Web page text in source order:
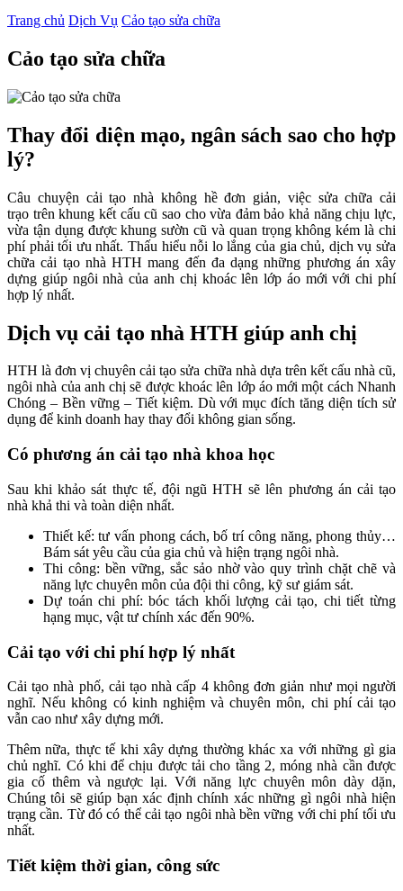
Trang chủ Dịch Vụ Cảo tạo sửa chữa
Cảo tạo sửa chữa
Thay đổi diện mạo, ngân sách sao cho hợp
lý?
Câu chuyện cải tạo nhà không hề đơn giản, việc sửa chữa cải
trạo trên khung kết cấu cũ sao cho vừa đảm bảo khả năng chịu lực,
vừa tận dụng được khung sườn cũ và quan trọng không kém là chi
phí phải tối ưu nhất. Thấu hiểu nỗi lo lắng của gia chủ, dịch vụ sửa
chữa cải tạo nhà HTH mang đến đa dạng những phương án xây
dựng giúp ngôi nhà của anh chị khoác lên lớp áo mới với chi phí
hợp lý nhất.
Dịch vụ cải tạo nhà HTH giúp anh chị
HTH là đơn vị chuyên cải tạo sửa chữa nhà dựa trên kết cấu nhà cũ,
ngôi nhà của anh chị sẽ được khoác lên lớp áo mới một cách Nhanh
Chóng – Bền vững – Tiết kiệm. Dù với mục đích tăng diện tích sử
dụng để kinh doanh hay thay đổi không gian sống.
Có phương án cải tạo nhà khoa học
Sau khi khảo sát thực tế, đội ngũ HTH sẽ lên phương án cải tạo
nhà khả thi và toàn diện nhất.
Thiết kế: tư vấn phong cách, bố trí công năng, phong thủy…
Bám sát yêu cầu của gia chủ và hiện trạng ngôi nhà.
Thi công: bền vững, sắc sảo nhờ vào quy trình chặt chẽ và
năng lực chuyên môn của đội thi công, kỹ sư giám sát.
Dự toán chi phí: bóc tách khối lượng cải tạo, chi tiết từng
hạng mục, vật tư chính xác đến 90%.
Cải tạo với chi phí hợp lý nhất
Cải tạo nhà phố, cải tạo nhà cấp 4 không đơn giản như mọi người
nghĩ. Nếu không có kinh nghiệm và chuyên môn, chi phí cải tạo
vẫn cao như xây dựng mới.
Thêm nữa, thực tế khi xây dựng thường khác xa với những gì gia
chủ nghĩ. Có khi để chịu được tải cho tầng 2, móng nhà cần được
gia cố thêm và ngược lại. Với năng lực chuyên môn dày dặn,
Chúng tôi sẽ giúp bạn xác định chính xác những gì ngôi nhà hiện
trạng cần. Từ đó có thể cải tạo ngôi nhà bền vững với chi phí tối ưu
nhất.
Tiết kiệm thời gian, công sức